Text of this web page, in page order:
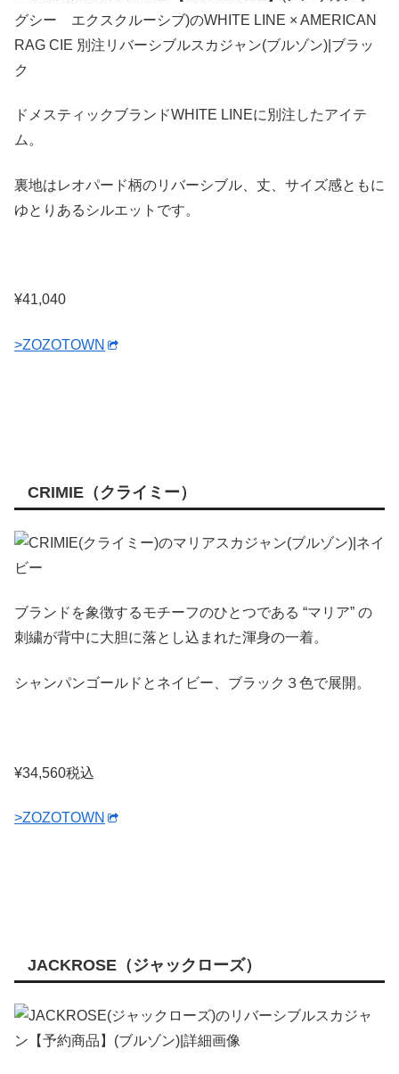
ドメスティックブランドWHITE LINEに別注したアイテ
ム。
裏地はレオパード柄のリバーシブル、丈、サイズ感ともに
ゆとりあるシルエットです。
¥41,040
>ZOZOTOWN
CRIMIE（クライミー）
ブランドを象徴するモチーフのひとつである “マリア” の
刺繍が背中に大胆に落とし込まれた渾身の一着。
シャンパンゴールドとネイビー、ブラック３色で展開。
¥34,560税込
>ZOZOTOWN
JACKROSE（ジャックローズ）